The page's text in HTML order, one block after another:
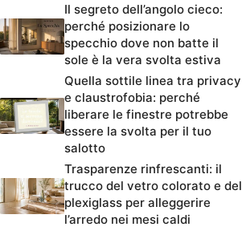
Il segreto dell’angolo cieco:
perché posizionare lo
specchio dove non batte il
sole è la vera svolta estiva
Quella sottile linea tra privacy
e claustrofobia: perché
liberare le finestre potrebbe
essere la svolta per il tuo
salotto
Trasparenze rinfrescanti: il
trucco del vetro colorato e del
plexiglass per alleggerire
l’arredo nei mesi caldi